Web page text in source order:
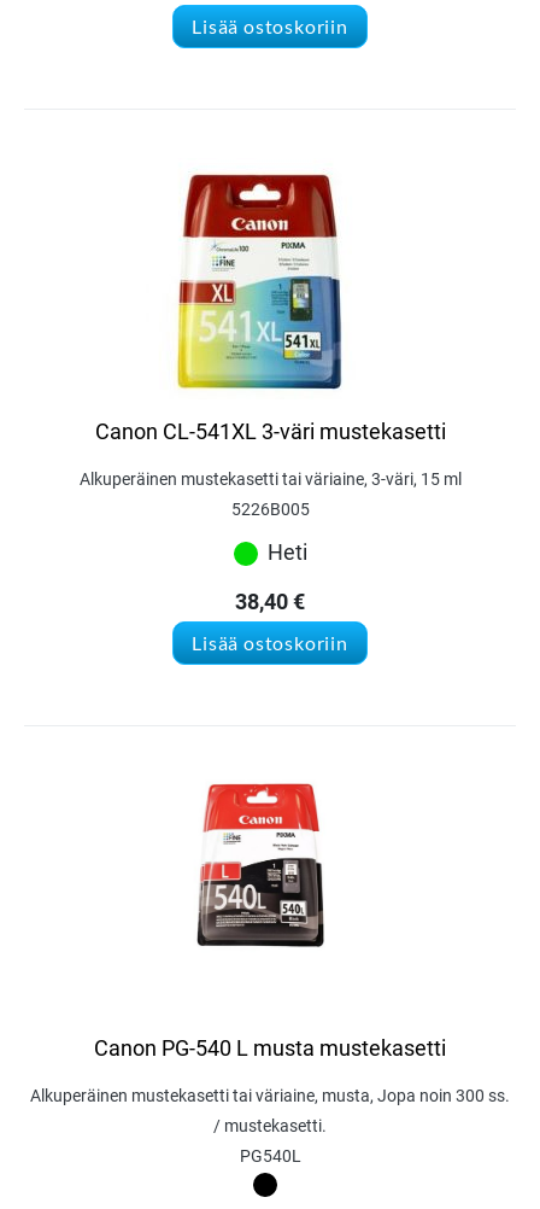
Lisää ostoskoriin
Canon CL-541XL 3-väri mustekasetti
Alkuperäinen mustekasetti tai väriaine, 3-väri, 15 ml
5226B005
Heti
38,40€
Lisää ostoskoriin
Canon PG-540 L musta mustekasetti
Alkuperäinen mustekasetti tai väriaine, musta, Jopa noin 300 ss.
/ mustekasetti.
PG540L